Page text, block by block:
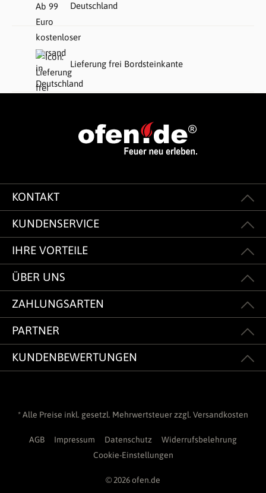
Deutschland
Lieferung frei Bordsteinkante
KONTAKT
KUNDENSERVICE
IHRE VORTEILE
ÜBER UNS
ZAHLUNGSARTEN
PARTNER
KUNDENBEWERTUNGEN
* Alle Preise inkl. gesetzl. Mehrwertsteuer zzgl. Versandkosten
AGB Impressum Datenschutz
Widerrufsbelehrung
Cookie-Einstellungen
© 2026 ofen.de